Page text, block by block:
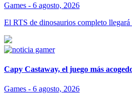
Games - 6 agosto, 2026
El RTS de dinosaurios completo
Capy Castaway, el juego más
Games - 6 agosto, 2026